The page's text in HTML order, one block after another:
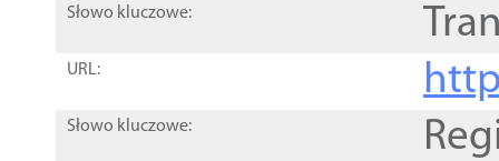
Słowo kluczowe:
URL:
Słowo kluczowe: